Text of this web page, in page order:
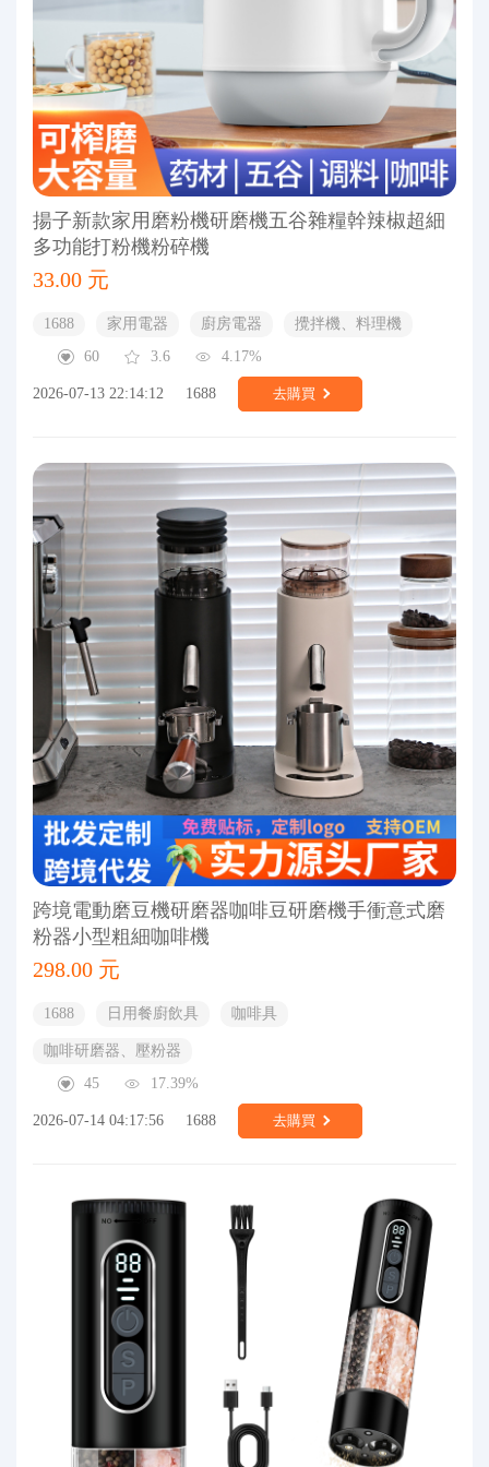
揚子新款家用磨粉機研磨機五谷雜糧幹辣椒超細
多功能打粉機粉碎機
33.00 元
1688 家用電器 廚房電器
攪拌機、料理機
60
3.6 4.17%
2026-07-13 22:14:12 1688 去購買
跨境電動磨豆機研磨器咖啡豆研磨機手衝意式磨
粉器小型粗細咖啡機
298.00 元
1688 日用餐廚飲具 咖啡具
咖啡研磨器、壓粉器
45
17.39%
2026-07-14 04:17:56 1688 去購買